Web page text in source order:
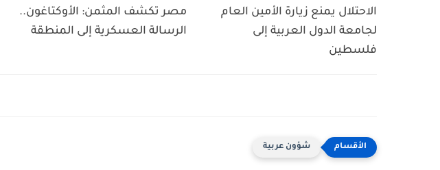
الاحتلال يمنع زيارة الأمين العام
لجامعة الدول العربية إلى
فلسطين
مصر تكشف المثمن: الأوكتاغون..
الرسالة العسكرية إلى المنطقة
شؤون عربية